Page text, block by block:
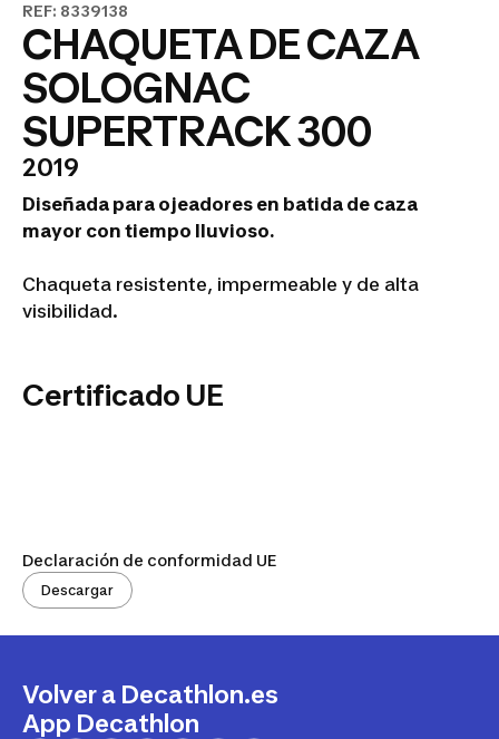
REF: 8339138
CHAQUETA DE CAZA
SOLOGNAC
SUPERTRACK 300
2019
Diseñada para ojeadores en batida de caza
mayor con tiempo lluvioso.
Chaqueta resistente, impermeable y de alta
visibilidad.
Certificado UE
Declaración de conformidad UE
Descargar
Volver a Decathlon.es
App Decathlon